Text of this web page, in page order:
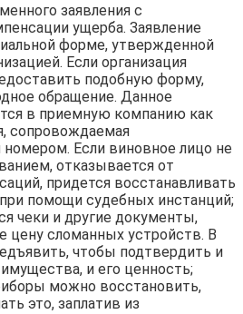
заявления с
ущерба. Заявление
форме, утвержденной
Если организация
подобную форму,
обращение. Данное
в приемную компанию как
сопровождаемая
Если виновное лицо не
отказывается от
придется восстанавливать
помощи судебных инстанций;
чеки и другие документы,
сломанных устройств. В
чтобы подтвердить и
и его ценность;
можно восстановить,
это, заплатив из